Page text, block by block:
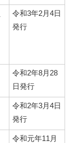
令和3年2月4日
発行
令和2年8月28
日発行
令和2年3月4日
発行
令和元年11月